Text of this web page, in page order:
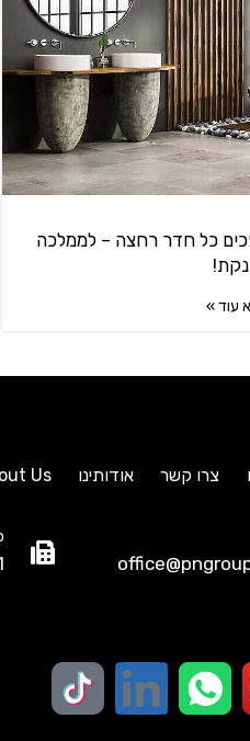
כל חדר רחצה – לממלכה
עוד »
צרו קשר אודותינו Us